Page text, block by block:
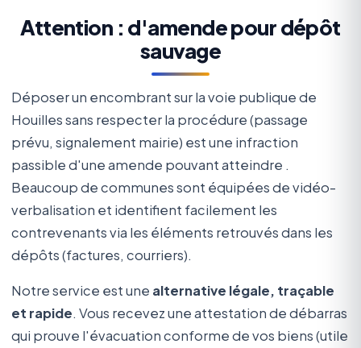
Attention : d'amende pour dépôt
sauvage
Déposer un encombrant sur la voie publique de
Houilles sans respecter la procédure (passage
prévu, signalement mairie) est une infraction
passible d'une amende pouvant atteindre .
Beaucoup de communes sont équipées de vidéo-
verbalisation et identifient facilement les
contrevenants via les éléments retrouvés dans les
dépôts (factures, courriers).
Notre service est une alternative légale, traçable
et rapide. Vous recevez une attestation de débarras
qui prouve l'évacuation conforme de vos biens (utile